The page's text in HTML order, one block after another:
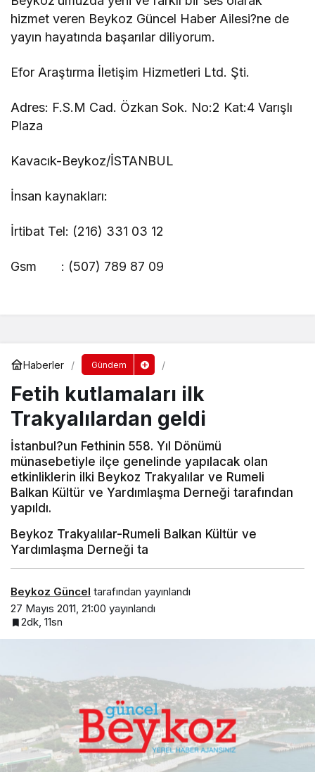
hizmet veren Beykoz Güncel Haber Ailesi?ne de
yayın hayatında başarılar diliyorum.
Efor Araştırma İletişim Hizmetleri Ltd. Şti.
Adres: F.S.M Cad. Özkan Sok. No:2 Kat:4 Varışlı
Plaza
Kavacık-Beykoz/İSTANBUL
İnsan kaynakları:
İrtibat Tel: (216) 331 03 12
Gsm : (507) 789 87 09
Haberler Gündem
Fetih kutlamaları ilk
Trakyalılardan geldi
İstanbul?un Fethinin 558. Yıl Dönümü
münasebetiyle ilçe genelinde yapılacak olan
etkinliklerin ilki Beykoz Trakyalılar ve Rumeli
Balkan Kültür ve Yardımlaşma Derneği tarafından
yapıldı.
Beykoz Trakyalılar-Rumeli Balkan Kültür ve
Yardımlaşma Derneği ta
Beykoz Güncel tarafından yayınlandı
27 Mayıs 2011, 21:00 yayınlandı
2dk, 11sn